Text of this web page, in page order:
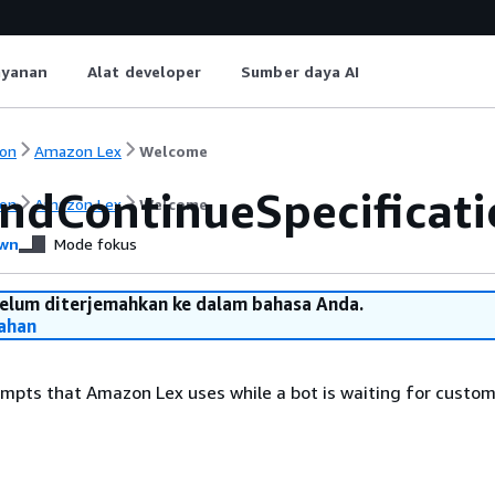
Alat developer Sumber daya AI
Amazon Lex Welcome
Amazon Lex Welcome
Mode fokus
diterjemahkan ke dalam bahasa Anda.
that Amazon Lex uses while a bot is waiting for